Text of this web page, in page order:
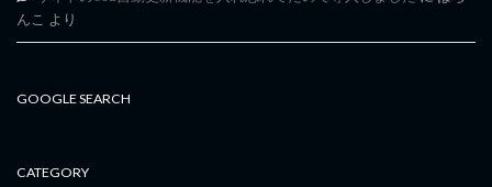
んこ より
GOOGLE SEARCH
CATEGORY